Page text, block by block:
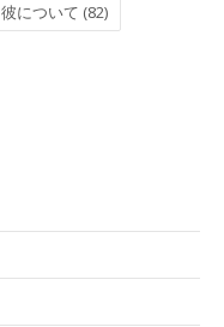
彼について (82)